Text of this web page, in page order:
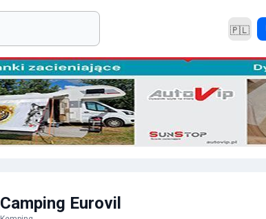
🇵🇱
Camping Eurovil